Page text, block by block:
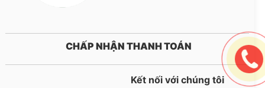
CHẤP NHẬN THANH TOÁN
Kết nối với chúng tôi